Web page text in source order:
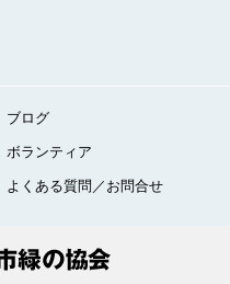
ブログ
ボランティア
よくある質問／お問合せ